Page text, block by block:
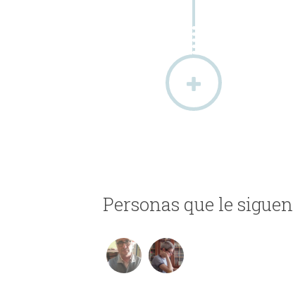
Personas que le siguen